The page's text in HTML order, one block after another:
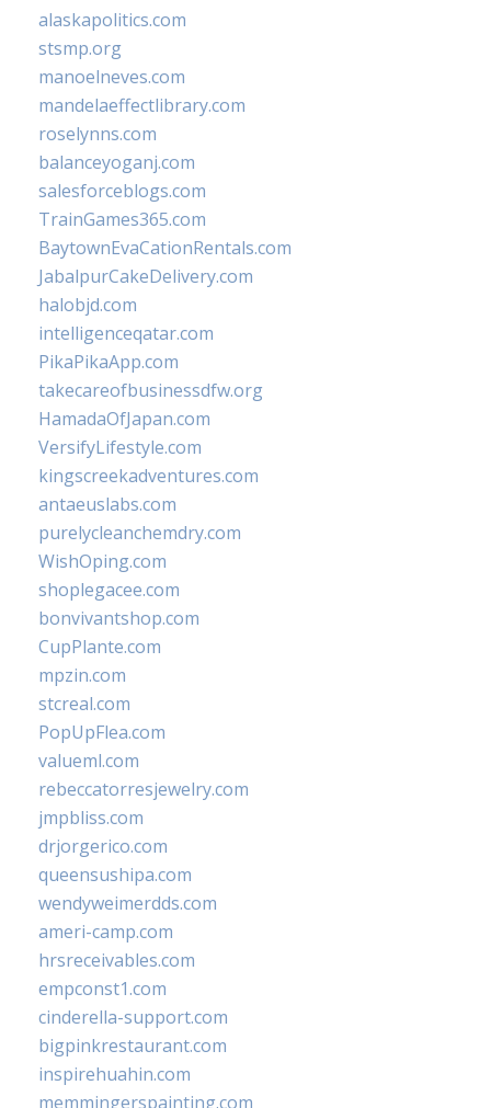
alaskapolitics.com
stsmp.org
manoelneves.com
mandelaeffectlibrary.com
roselynns.com
balanceyoganj.com
salesforceblogs.com
TrainGames365.com
BaytownEvaCationRentals.com
JabalpurCakeDelivery.com
halobjd.com
intelligenceqatar.com
PikaPikaApp.com
takecareofbusinessdfw.org
HamadaOfJapan.com
VersifyLifestyle.com
kingscreekadventures.com
antaeuslabs.com
purelycleanchemdry.com
WishOping.com
shoplegacee.com
bonvivantshop.com
CupPlante.com
mpzin.com
stcreal.com
PopUpFlea.com
valueml.com
rebeccatorresjewelry.com
jmpbliss.com
drjorgerico.com
queensushipa.com
wendyweimerdds.com
ameri-camp.com
hrsreceivables.com
empconst1.com
cinderella-support.com
bigpinkrestaurant.com
inspirehuahin.com
memmingerspainting.com